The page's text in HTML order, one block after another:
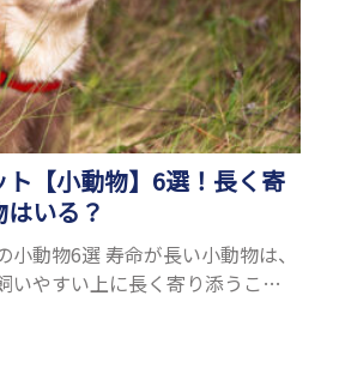
【小動物】6選！長く寄
いる？
小動物6選 寿命が長い小動物は、
いやすい上に長く寄り添うこと